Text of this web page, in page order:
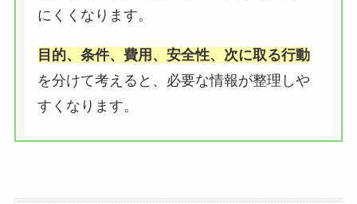
にくくなります。
目的、条件、費用、安全性、次に取る行動
を分けて考えると、必要な情報が整理しや
すくなります。